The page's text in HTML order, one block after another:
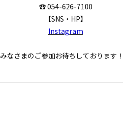
☎ 054-626-7100
【SNS・HP】
Instagram
みなさまのご参加お待ちしております！